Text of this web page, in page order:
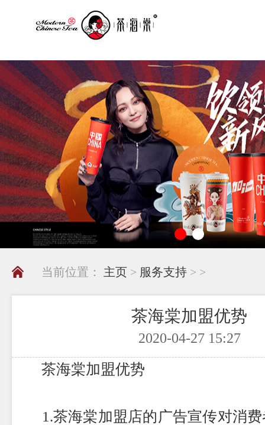
当前位置： 主页 > 服务支持 > >
茶海棠加盟优势
2020-04-27 15:27
茶海棠加盟优势
1.茶海棠加盟店的广告宣传对消费